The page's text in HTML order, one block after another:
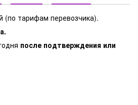
(по тарифам перевозчика).
после подтверждения или